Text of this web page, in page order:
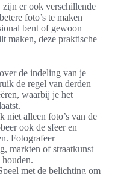
zijn er ook verschillende
foto’s te maken
bent of gewoon
maken, deze praktische
de indeling van je
de regel van derden
waarbij je het
niet alleen foto’s van de
ook de sfeer en
Fotografeer
markten of straatkunst
met de belichting om